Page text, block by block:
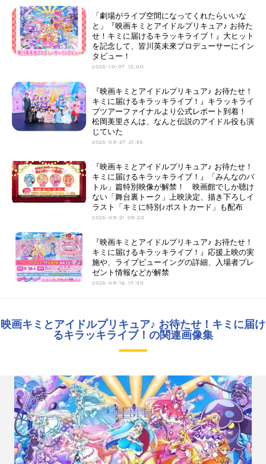
「劇場がライブ空間になってくれたらいいな
と」『映画キミとアイドルプリキュア♪ お待た
せ！キミに届けるキラッキライブ！』大ヒット
を記念して、皆川英未來プロデューサーにイン
タビュー！
2025-10-07 12:00
『映画キミとアイドルプリキュア♪ お待たせ！
キミに届けるキラッキライブ！』キラッキライ
ブツアーファイナルより公式レポート到着！
松岡美里さんは、なんと伝説のアイドル役も演
じていた
2025-09-27 21:35
『映画キミとアイドルプリキュア♪ お待たせ！
キミに届けるキラッキライブ！』「みんなのバ
トル」篇特別映像が解禁！ 映画館でしか聴け
ない「舞台裏トーク」上映決定、描き下ろしイ
ラスト「キミに特別♪ポストカード」も配布
2025-09-21 09:20
『映画キミとアイドルプリキュア♪ お待たせ！
キミに届けるキラッキライブ！』応援上映の実
施や、ライブビューイングの詳細、入場者プレ
ゼント情報などが解禁
2025-09-16 17:30
映画キミとアイドルプリキュア♪ お待たせ！キミに届け
るキラッキライブ！の関連画像集